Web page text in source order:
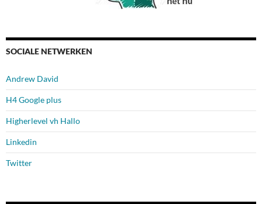
SOCIALE NETWERKEN
Andrew David
H4 Google plus
Higherlevel vh Hallo
Linkedin
Twitter